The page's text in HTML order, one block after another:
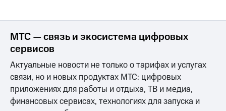
МТС — связь и экосистема цифровых
сервисов
Актуальные новости не только о тарифах и услугах
связи, но и новых продуктах МТС: цифровых
приложениях для работы и отдыха, ТВ и медиа,
финансовых сервисах, технологиях для запуска и